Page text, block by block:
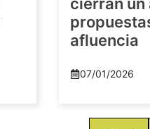
cierran un
afluencia
07/01/2026